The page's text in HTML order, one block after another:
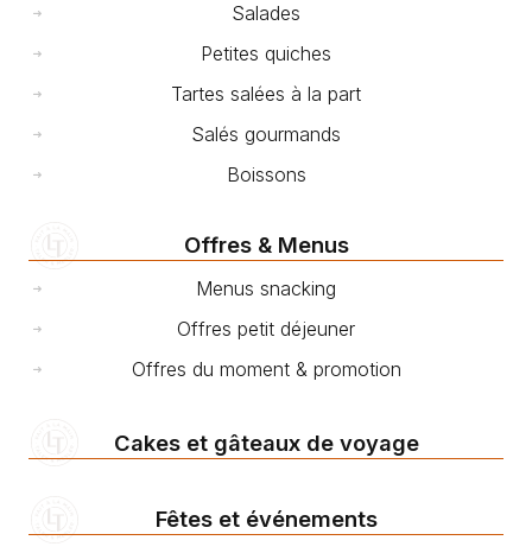
Salades
Petites quiches
Tartes salées à la part
Salés gourmands
Boissons
Offres & Menus
Menus snacking
Offres petit déjeuner
Offres du moment & promotion
Cakes et gâteaux de voyage
Fêtes et événements